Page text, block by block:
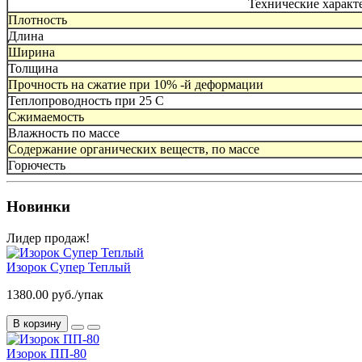
Технические
Плотность
Длина
Ширина
Толщина
Прочность на сжатие при 10% -й деформации
Теплопроводность при 25 С
Сжимаемость
Влажность по массе
Содержание органических веществ, по массе
Горючесть
Новинки
Лидер продаж!
Изорок Супер Теплый
1380.00 руб./упак
В корзину
Изорок ПП-80